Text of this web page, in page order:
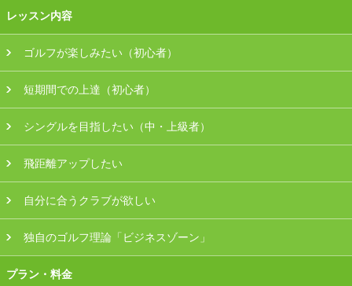
レッスン内容
ゴルフが楽しみたい（初心者）
短期間での上達（初心者）
シングルを目指したい（中・上級者）
飛距離アップしたい
自分に合うクラブが欲しい
独自のゴルフ理論「ビジネスゾーン」
プラン・料金